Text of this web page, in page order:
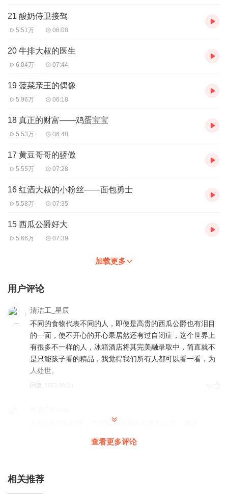
21 酸奶侍卫接驾
5.51万 06:08
20 牛排大叔的医生
6.04万 07:44
19 菠菜亲王的偶像
5.96万 06:18
18 真正的财富——鸡蛋宝宝
5.53万 06:48
17 黄豆哥哥的骄傲
5.55万 07:28
16 红酒大叔的小粉丝——面包勇士
5.58万 07:35
15 西瓜公爵好大
5.66万 07:39
加载更多
用户评论
清洁工_星辰
不同的食物代表不同的人，即便是高贵的西瓜公爵也有泪目
的一面，使不开心的开心果居然还有过自闭症，这个世界上
有很多不一样的人，冰箱酒店将其完美融录取中，简直就不
是只能孩子看的精品，我觉得我们所有人都可以看一看，为
人处世。
回复
T A的故事很好听，希望你能给我的故事也点赞，谢谢
太好了，可以′录更多的冰箱酒店的故事吗？
查看更多评论
相关推荐